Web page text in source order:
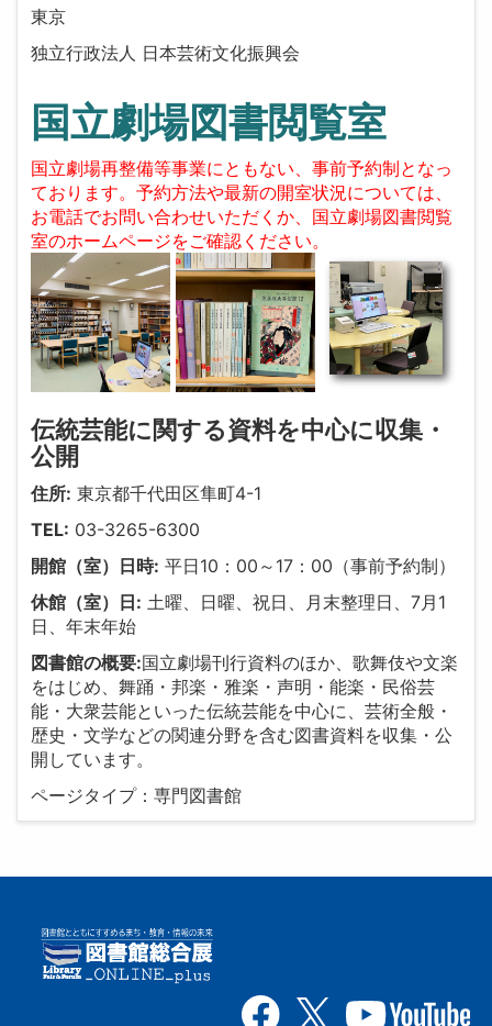
東京
独立行政法人 日本芸術文化振興会
国立劇場図書閲覧室
国立劇場再整備等事業にともない、事前予約制となっ
ております。予約方法や最新の開室状況については、
お電話でお問い合わせいただくか、国立劇場図書閲覧
室のホームページをご確認ください。
伝統芸能に関する資料を中心に収集・
公開
住所: 東京都千代田区隼町4-1
TEL: 03-3265-6300
開館（室）日時: 平日10：00～17：00（事前予約制）
休館（室）日: 土曜、日曜、祝日、月末整理日、7月1
日、年末年始
図書館の概要:国立劇場刊行資料のほか、歌舞伎や文楽
をはじめ、舞踊・邦楽・雅楽・声明・能楽・民俗芸
能・大衆芸能といった伝統芸能を中心に、芸術全般・
歴史・文学などの関連分野を含む図書資料を収集・公
開しています。
ページタイプ：専門図書館